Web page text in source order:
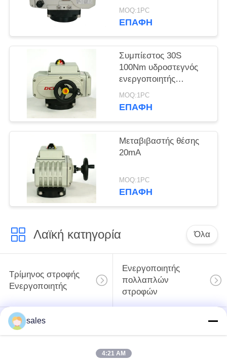
SITEMAP
PRIVACY
POLICY
Ηλεκτρικός
ενεργοποιητής
MOQ:1PC
ΕΠΑΦΉ
Συμπίεστος 30S
100Nm υδροστεγνός
ενεργοποιητής
τριμηνιαίας
περιστροφής
MOQ:1PC
ΕΠΑΦΉ
Μεταβιβαστής θέσης
20mA
MOQ:1PC
ΕΠΑΦΉ
Λαϊκή κατηγορία Όλα
Τρίμηνος στροφής
Ενεργοποιητής
Ενεργοποιητής
πολλαπλών
στροφών
Ηλεκτρικός
ενεργοποιητής
Έξυπνος ηλεκτρικός
sales
4:21 AM